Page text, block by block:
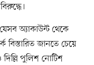
অ্যাকাউন্ট থেকে
জানতে চেয়ে
পুলিশ নোটিশ